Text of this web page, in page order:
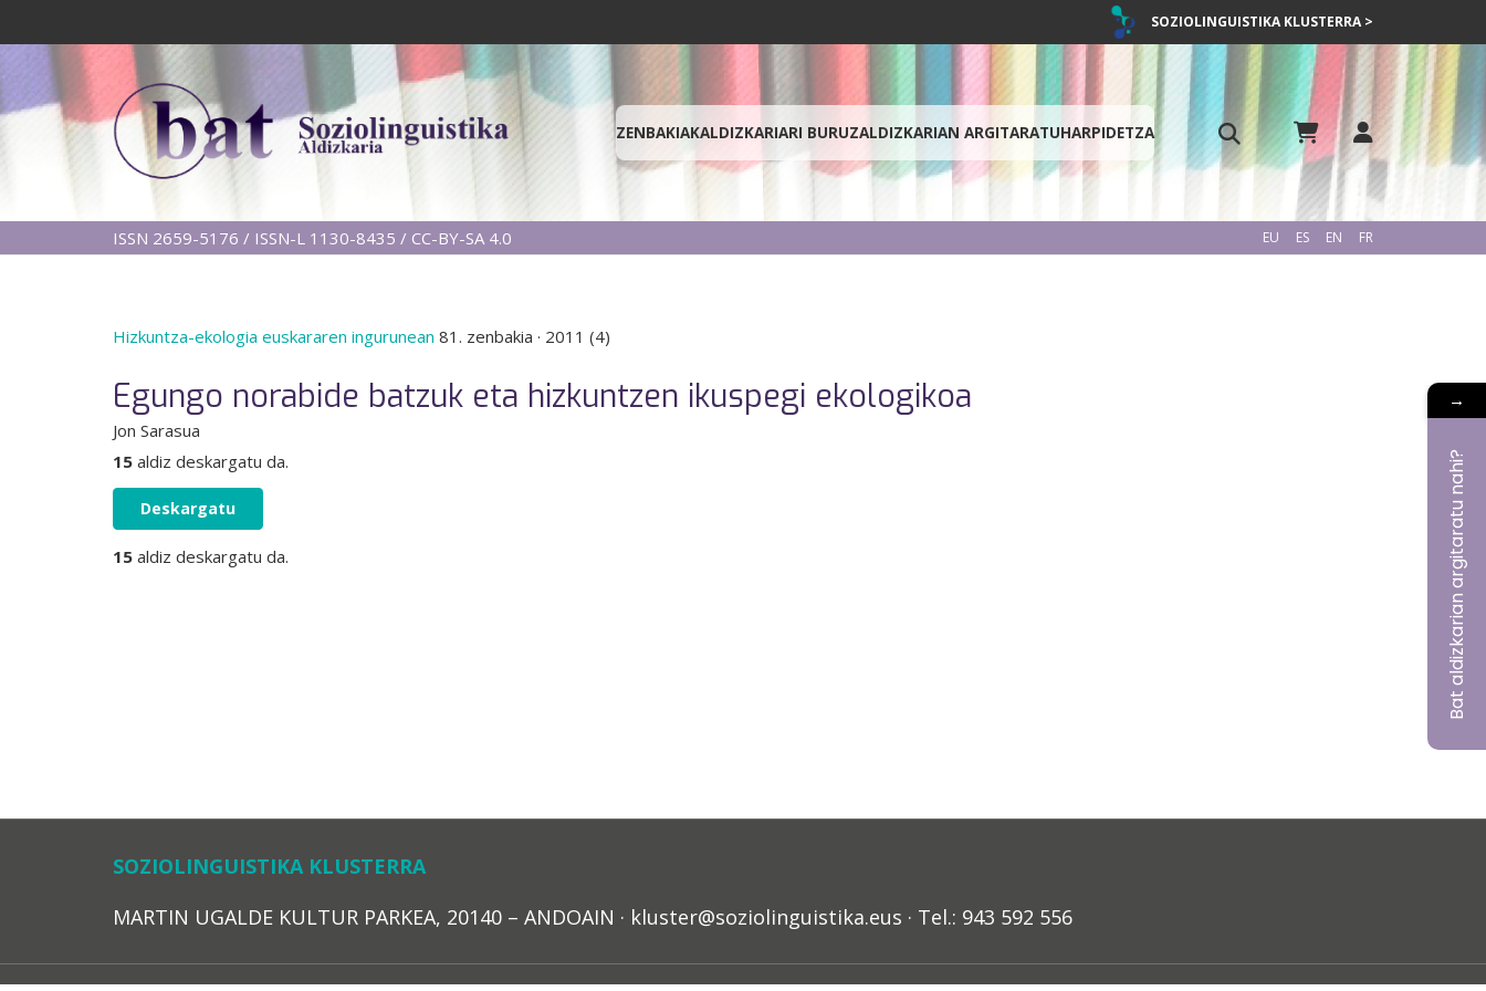
SOZIOLINGUISTIKA KLUSTERRA >
ZENBAKIAKALDIZKARIARI BURUZALDIZKARIAN ARGITARATUHARPIDETZA
ISSN 2659-5176 / ISSN-L 1130-8435 / CC-BY-SA 4.0 EU ES EN FR
Hizkuntza-ekologia euskararen ingurunean 81. zenbakia · 2011 (4)
Egungo norabide batzuk eta hizkuntzen ikuspegi ekologikoa
Jon Sarasua
15 aldiz deskargatu da.
Deskargatu
15 aldiz deskargatu da.
SOZIOLINGUISTIKA KLUSTERRA
MARTIN UGALDE KULTUR PARKEA, 20140 – ANDOAIN · kluster@soziolinguistika.eus · Tel.: 943 592 556
→
Bat aldizkarian argitaratu nahi?